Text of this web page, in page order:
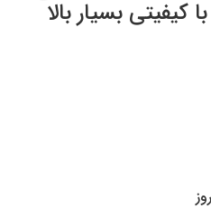
بسیار بالا